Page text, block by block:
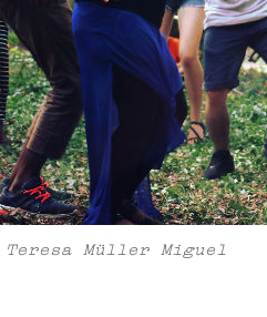
Müller Miguel